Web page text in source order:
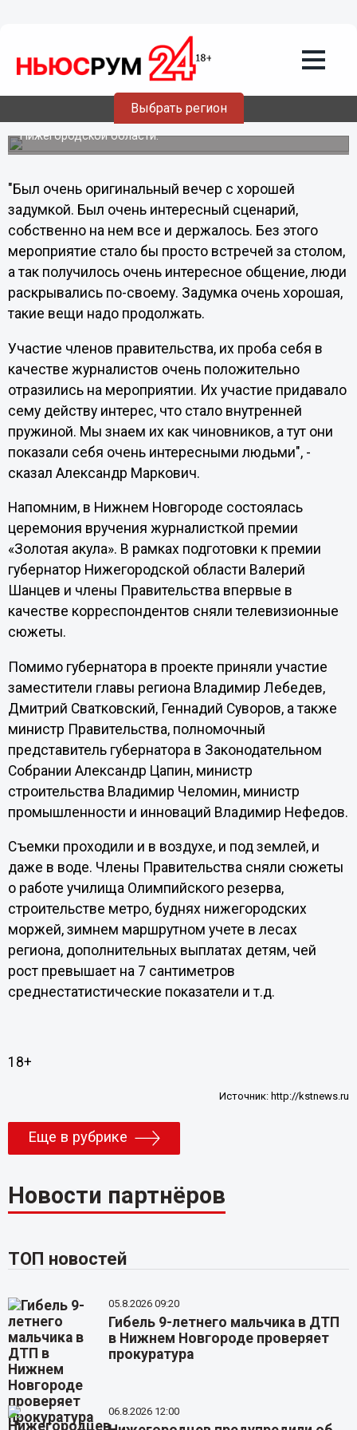
Выбрать регион
содружеством прессы и
чиновничества - Александр
Цирюльников
Известный нижегородский журналист поделился своими
впечатлениями о конкурсе журналистов "Золотая акула".
Конкурс был организован пресс-службой правительства
Нижегородской области.
"Был очень оригинальный вечер с хорошей
задумкой. Был очень интересный сценарий,
собственно на нем все и держалось. Без этого
мероприятие стало бы просто встречей за столом,
а так получилось очень интересное общение, люди
раскрывались по-своему. Задумка очень хорошая,
такие вещи надо продолжать.
Участие членов правительства, их проба себя в
качестве журналистов очень положительно
отразились на мероприятии. Их участие придавало
сему действу интерес, что стало внутренней
пружиной. Мы знаем их как чиновников, а тут они
показали себя очень интересными людьми", -
сказал Александр Маркович.
Напомним, в Нижнем Новгороде состоялась
церемония вручения журналисткой премии
«Золотая акула». В рамках подготовки к премии
губернатор Нижегородской области Валерий
Шанцев и члены Правительства впервые в
качестве корреспондентов сняли телевизионные
сюжеты.
Помимо губернатора в проекте приняли участие
заместители главы региона Владимир Лебедев,
Дмитрий Сватковский, Геннадий Суворов, а также
министр Правительства, полномочный
представитель губернатора в Законодательном
Собрании Александр Цапин, министр
строительства Владимир Челомин, министр
промышленности и инноваций Владимир Нефедов.
Съемки проходили и в воздухе, и под землей, и
даже в воде. Члены Правительства сняли сюжеты
о работе училища Олимпийского резерва,
строительстве метро, буднях нижегородских
моржей, зимнем маршрутном учете в лесах
региона, дополнительных выплатах детям, чей
рост превышает на 7 сантиметров
среднестатистические показатели и т.д.
18+
Источник: http://kstnews.ru
Еще в рубрике
Новости партнёров
ТОП новостей
05.8.2026 09:20
Гибель 9-летнего мальчика в ДТП
в Нижнем Новгороде проверяет
прокуратура
06.8.2026 12:00